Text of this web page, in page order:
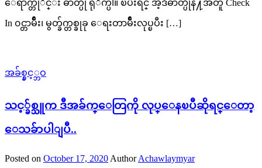
ေရာက္တုိင္း ဓာတ္ပုံ ရုိက္ပါ။ ၿပီးရင္ အဲ့ဒီဓာတ္ပုံနဲ႔အတူ Check
In ၀င္တာမ်ိဳး၊ မွတ္ခ်က္တစ္ခုခု ေရးတာမ်ိဳးလုပ္ၿပီး […]
အခ်စ္နွင့္ဘဝ
သင့္ခ်စ္သူက ဒီအခ်က္ေတြကို လုပ္ေနၿပီဆိုရင္ေတာ့
ေသခ်ာပါျပီ..
Posted on October 17, 2020 Author Achawlaymyar